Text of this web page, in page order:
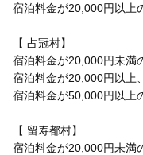
宿泊料金が20,000円以上
【 占冠村】
宿泊料金が20,000円未満
宿泊料金が20,000円以上
宿泊料金が50,000円以上
【 留寿都村】
宿泊料金が20,000円未満